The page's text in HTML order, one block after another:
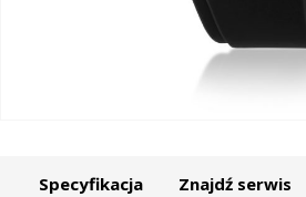
Specyfikacja Znajdź serwis